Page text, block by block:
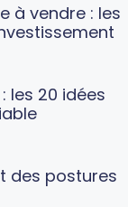
à vendre : les
les 20 idées
des postures